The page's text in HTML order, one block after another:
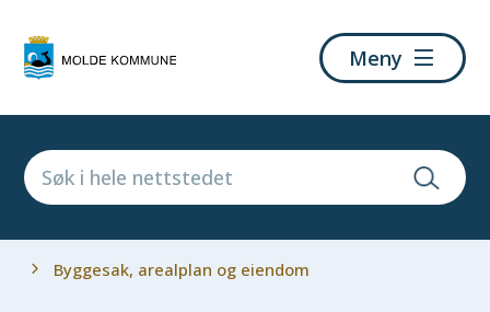
kommune
Meny
Du
Byggesak, arealplan og eiendom